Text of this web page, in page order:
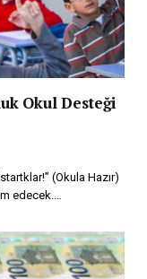
Okul Desteği
(Okula Hazır)
edecek.…